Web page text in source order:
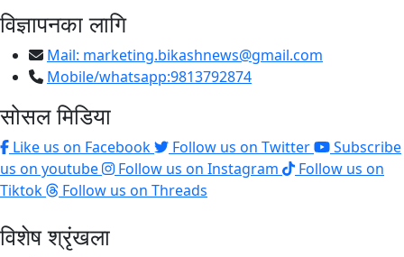
विज्ञापनका लागि
Mail: marketing.bikashnews@gmail.com
Mobile/whatsapp:9813792874
सोसल मिडिया
Like us on Facebook Follow us on Twitter
Subscribe
us on youtube
Follow us on Instagram
Follow us on
Tiktok
Follow us on Threads
विशेष श्रृंखला